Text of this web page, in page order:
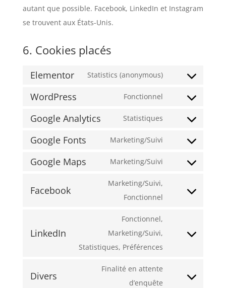
autant que possible. Facebook, LinkedIn et Instagram
se trouvent aux États-Unis.
6. Cookies placés
Elementor Statistics (anonymous)
WordPress Fonctionnel
Google Analytics Statistiques
Google Fonts Marketing/Suivi
Google Maps Marketing/Suivi
Facebook
Marketing/Suivi,
Fonctionnel
LinkedIn
Fonctionnel,
Marketing/Suivi,
Statistiques, Préférences
Divers
Finalité en attente
d’enquête